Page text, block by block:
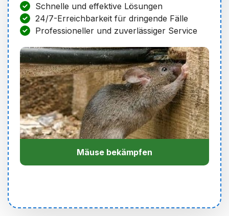
Schnelle und effektive Lösungen
24/7-Erreichbarkeit für dringende Fälle
Professioneller und zuverlässiger Service
Mäuse bekämpfen